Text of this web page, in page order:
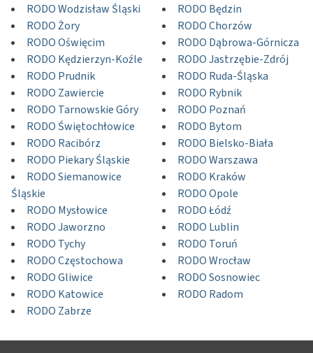
RODO Wodzisław Śląski
RODO Żory
RODO Oświęcim
RODO Kędzierzyn-Koźle
RODO Prudnik
RODO Zawiercie
RODO Tarnowskie Góry
RODO Świętochłowice
RODO Racibórz
RODO Piekary Śląskie
RODO Siemanowice
Śląskie
RODO Mysłowice
RODO Jaworzno
RODO Tychy
RODO Częstochowa
RODO Gliwice
RODO Katowice
RODO Zabrze
RODO Będzin
RODO Chorzów
RODO Dąbrowa-Górnicza
RODO Jastrzębie-Zdrój
RODO Ruda-Śląska
RODO Rybnik
RODO Poznań
RODO Bytom
RODO Bielsko-Biała
RODO Warszawa
RODO Kraków
RODO Opole
RODO Łódź
RODO Lublin
RODO Toruń
RODO Wrocław
RODO Sosnowiec
RODO Radom